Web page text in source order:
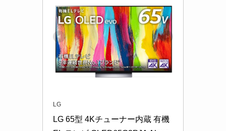
LG
LG 65型 4Kチューナー内蔵 有機